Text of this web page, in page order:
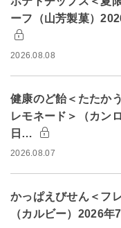
ーフ（山芳製菓）
2026.08.08
健康のど飴＜たたか
レモネード＞（カン
日…
2026.08.07
かっぱえびせん＜フ
（カルビー）2026年